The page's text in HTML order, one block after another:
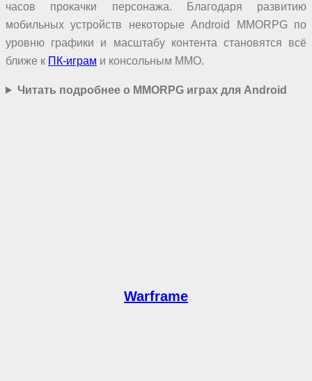
часов прокачки персонажа. Благодаря развитию
мобильных устройств некоторые Android MMORPG по
уровню графики и масштабу контента становятся всё
ближе к ПК-играм и консольным MMO.
Читать подробнее о MMORPG играх для Android
Warframe